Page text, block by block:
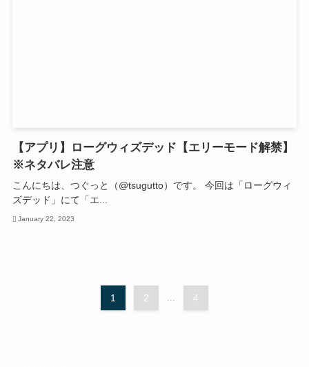
【アプリ】ローグウィズデッド【エリーモード解禁】
※ネタバレ注意
こんにちは、つぐっと（@tsugutto）です。 今回は「ローグウィ
ズデッド」にて「エ...
January 22, 2023
1 2 4